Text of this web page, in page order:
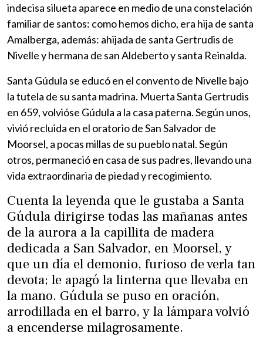
indecisa silueta aparece en medio de una constelación
familiar de santos: como hemos dicho, era hija de santa
Amalberga, además: ahijada de santa Gertrudis de
Nivelle y hermana de san Aldeberto y santa Reinalda.
Santa Gúdula se educó en el convento de Nivelle bajo
la tutela de su santa madrina. Muerta Santa Gertrudis
en 659, volvióse Gúdula a la casa paterna. Según unos,
vivió recluida en el oratorio de San Salvador de
Moorsel, a pocas millas de su pueblo natal. Según
otros, permaneció en casa de sus padres, llevando una
vida extraordinaria de piedad y recogimiento.
Cuenta la leyenda que le gustaba a Santa
Gúdula dirigirse todas las mañanas antes
de la aurora a la capillita de madera
dedicada a San Salvador, en Moorsel, y
que un día el demonio, furioso de verla tan
devota; le apagó la linterna que llevaba en
la mano. Gúdula se puso en oración,
arrodillada en el barro, y la lámpara volvió
a encenderse milagrosamente.